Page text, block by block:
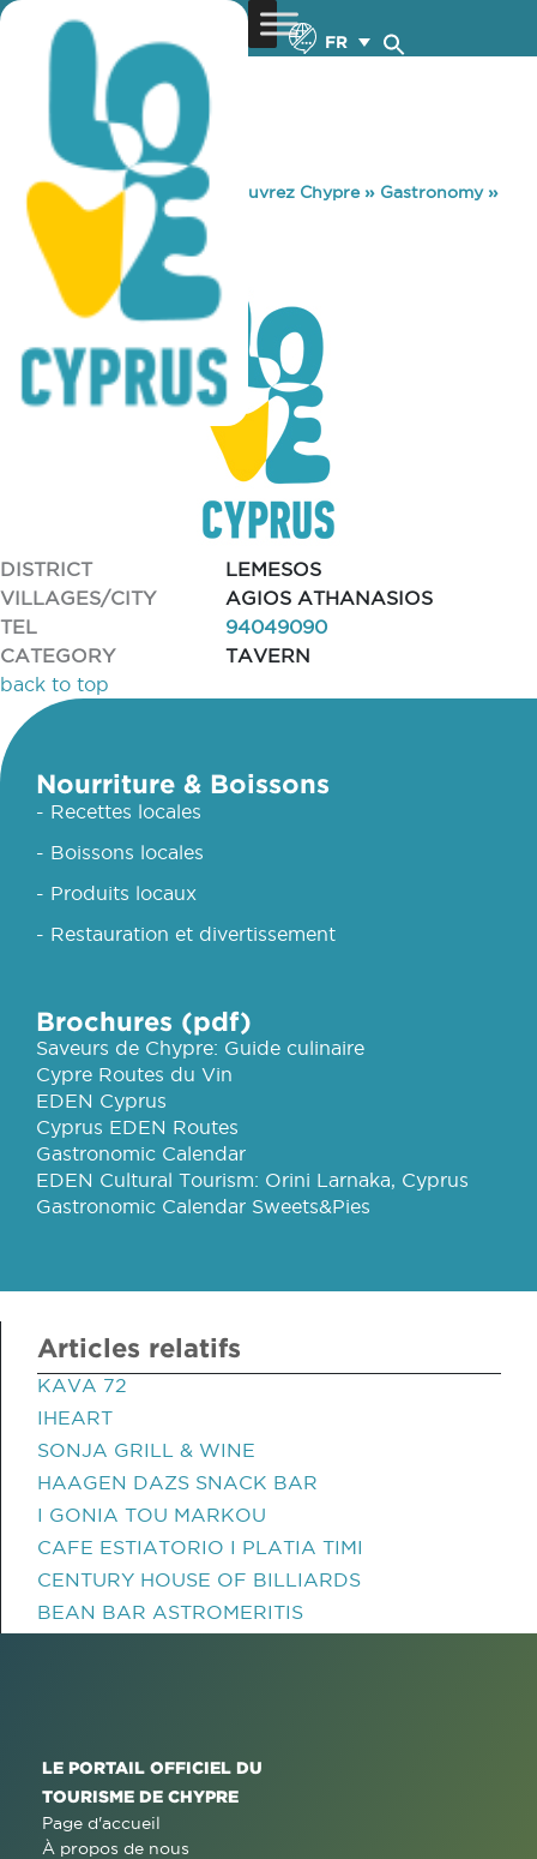
FR
You are here: Home »Découvrez Chypre» Gastronomy»
VRAKA
VRAKA
DISTRICT
LEMESOS
VILLAGES/CITY
AGIOS ATHANASIOS
TEL
94049090
CATEGORY
TAVERN
back to top
Nourriture & Boissons
- Recettes locales
- Boissons locales
- Produits locaux
- Restauration et divertissement
Brochures (pdf)
Saveurs de Chypre: Guide culinaire
Cypre Routes du Vin
EDEN Cyprus
Cyprus EDEN Routes
Gastronomic Calendar
EDEN Cultural Tourism: Orini Larnaka, Cyprus
Gastronomic Calendar Sweets&Pies
Articles relatifs
KAVA 72
IHEART
SONJA GRILL & WINE
HAAGEN DAZS SNACK BAR
I GONIA TOU MARKOU
CAFE ESTIATORIO I PLATIA TIMI
CENTURY HOUSE OF BILLIARDS
BEAN BAR ASTROMERITIS
LE PORTAIL OFFICIEL DU
TOURISME DE CHYPRE
Page d'accueil
À propos de nous